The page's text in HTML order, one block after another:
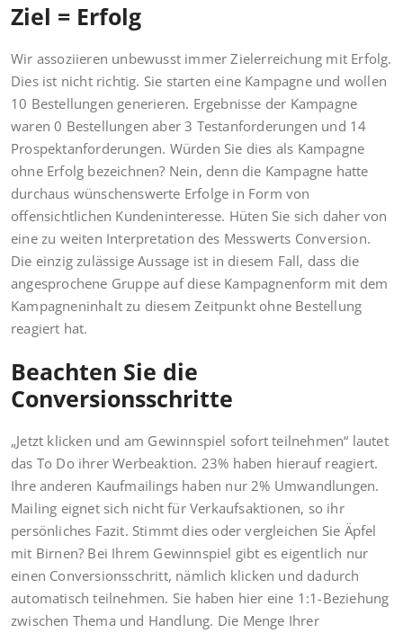
Ziel = Erfolg
Wir assoziieren unbewusst immer Zielerreichung mit Erfolg.
Dies ist nicht richtig. Sie starten eine Kampagne und wollen
10 Bestellungen generieren. Ergebnisse der Kampagne
waren 0 Bestellungen aber 3 Testanforderungen und 14
Prospektanforderungen. Würden Sie dies als Kampagne
ohne Erfolg bezeichnen? Nein, denn die Kampagne hatte
durchaus wünschenswerte Erfolge in Form von
offensichtlichen Kundeninteresse. Hüten Sie sich daher von
eine zu weiten Interpretation des Messwerts Conversion.
Die einzig zulässige Aussage ist in diesem Fall, dass die
angesprochene Gruppe auf diese Kampagnenform mit dem
Kampagneninhalt zu diesem Zeitpunkt ohne Bestellung
reagiert hat.
Beachten Sie die
Conversionsschritte
„Jetzt klicken und am Gewinnspiel sofort teilnehmen“ lautet
das To Do ihrer Werbeaktion. 23% haben hierauf reagiert.
Ihre anderen Kaufmailings haben nur 2% Umwandlungen.
Mailing eignet sich nicht für Verkaufsaktionen, so ihr
persönliches Fazit. Stimmt dies oder vergleichen Sie Äpfel
mit Birnen? Bei Ihrem Gewinnspiel gibt es eigentlich nur
einen Conversionsschritt, nämlich klicken und dadurch
automatisch teilnehmen. Sie haben hier eine 1:1-Beziehung
zwischen Thema und Handlung. Die Menge Ihrer